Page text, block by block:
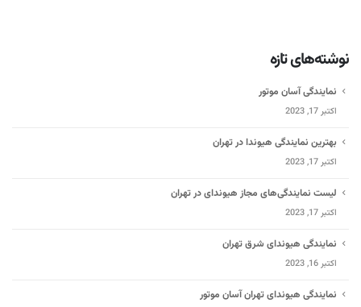
نوشته‌های تازه
نمایندگی آسان موتور
اکتبر 17, 2023
بهترین نمایندگی هیوندا در تهران
اکتبر 17, 2023
لیست نمایندگی‌های مجاز هیوندای در تهران
اکتبر 17, 2023
نمایندگی هیوندای شرق تهران
اکتبر 16, 2023
نمایندگی هیوندای تهران آسان موتور